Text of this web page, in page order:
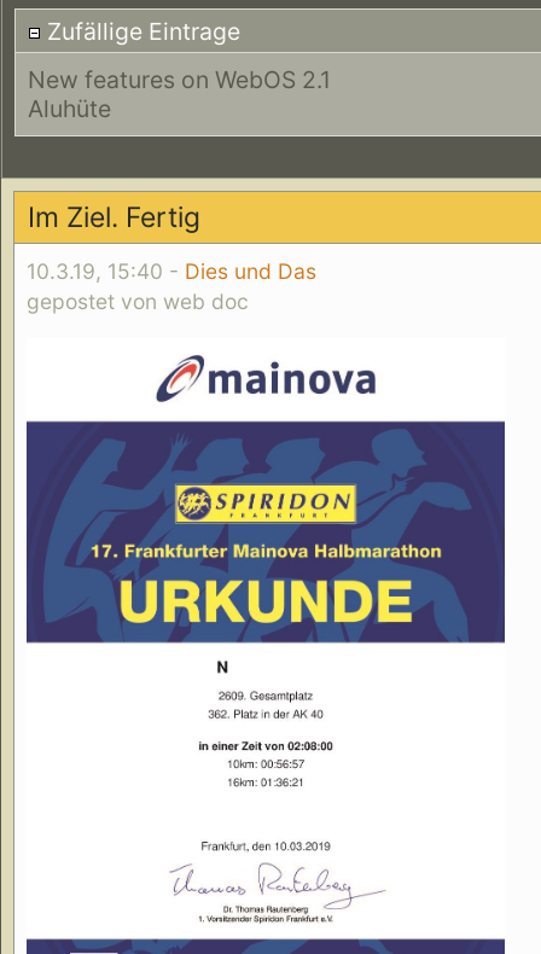
Zufällige Eintrage
New features on WebOS 2.1
Aluhüte
Im Ziel. Fertig
10.3.19, 15:40 - Dies und Das
gepostet von web doc